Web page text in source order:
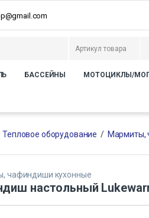
БАССЕЙНЫ МОТОЦИКЛЫ/
Тепловое оборудование / Мармиты,
чафиндиши кухонные
настольный